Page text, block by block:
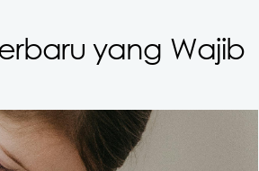
yang Wajib